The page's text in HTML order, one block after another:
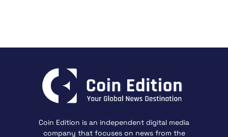
Coin Edition is an independent digital media
company that focuses on news from the